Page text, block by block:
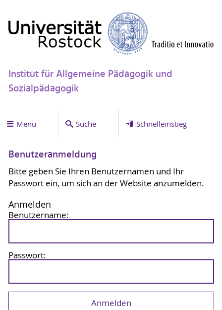
Institut für Allgemeine Pädagogik und
Sozialpädagogik
Menü Suche Schnelleinstieg
Benutzeranmeldung
Bitte geben Sie Ihren Benutzernamen und Ihr
Passwort ein, um sich an der Website anzumelden.
Anmelden
Benutzername:
Passwort: